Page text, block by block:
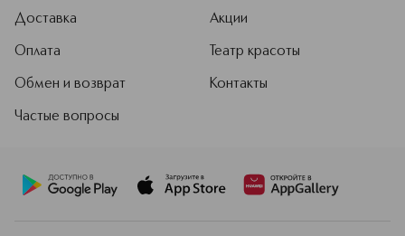
Доставка
Оплата
Обмен и возврат
Частые вопросы
Акции
Театр красоты
Контакты